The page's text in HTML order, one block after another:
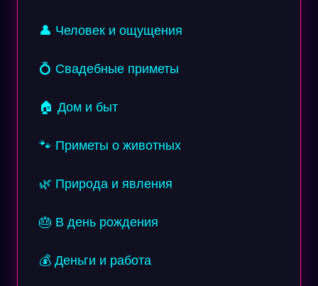
👤 Человек и ощущения
💍 Свадебные приметы
🏠 Дом и быт
🐾 Приметы о животных
🌿 Природа и явления
🎂 В день рождения
💰 Деньги и работа